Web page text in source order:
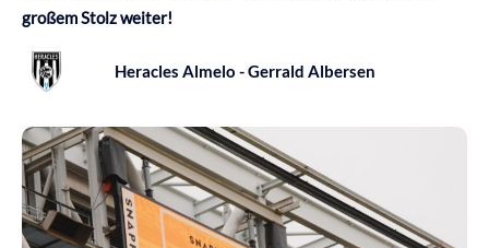
großem Stolz weiter!
Heracles Almelo - Gerrald Albersen